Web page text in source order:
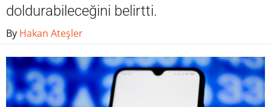
doldurabileceğini belirtti.
By Hakan Ateşler